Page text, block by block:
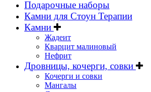
Подарочные наборы
Камни для Стоун Терапии
Камни
Жадеит
Кварцит малиновый
Нефрит
Дровницы, кочерги, совки
Кочерги и совки
Мангалы